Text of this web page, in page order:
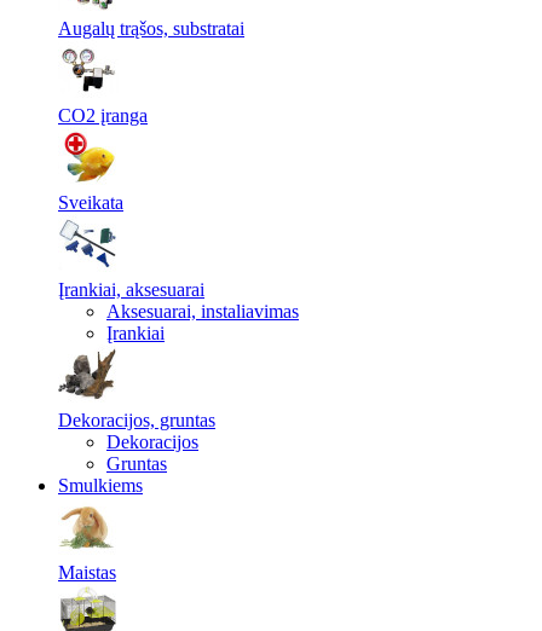
Augalų trąšos, substratai
CO2 įranga
Sveikata
Įrankiai, aksesuarai
Aksesuarai, instaliavimas
Įrankiai
Dekoracijos, gruntas
Dekoracijos
Gruntas
Smulkiems
Maistas